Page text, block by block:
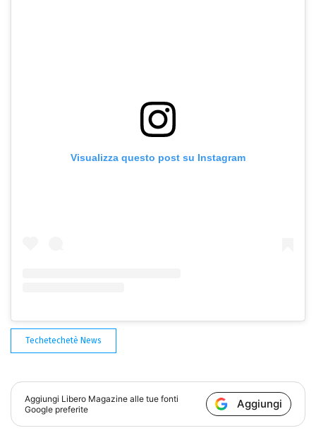
Visualizza questo post su Instagram
Techetechetè News
Aggiungi Libero Magazine alle tue fonti
Google preferite
Aggiungi